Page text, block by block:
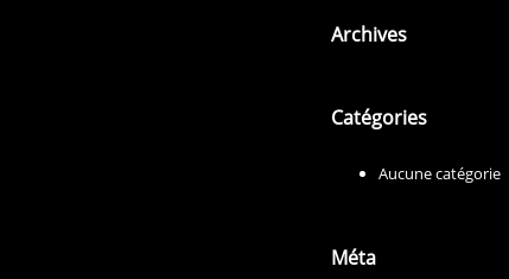
Archives
Catégories
Aucune catégorie
Méta